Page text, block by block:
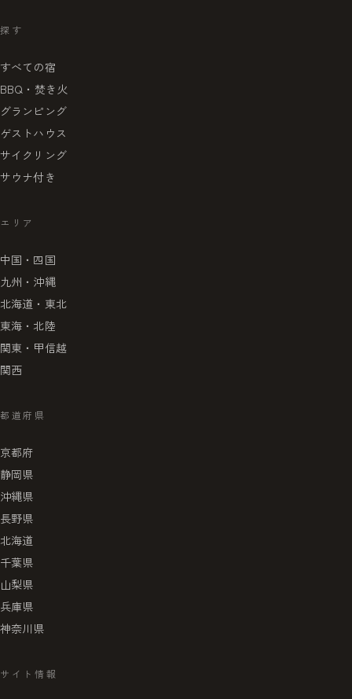
探す
すべての宿
BBQ・焚き火
グランピング
ゲストハウス
サイクリング
サウナ付き
エリア
中国・四国
九州・沖縄
北海道・東北
東海・北陸
関東・甲信越
関西
都道府県
京都府
静岡県
沖縄県
長野県
北海道
千葉県
山梨県
兵庫県
神奈川県
サイト情報